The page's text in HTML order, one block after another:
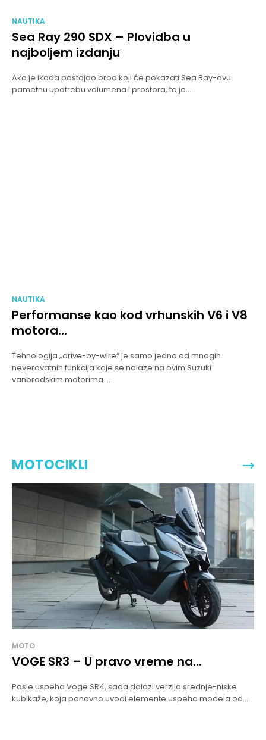
NAUTIKA
Sea Ray 290 SDX – Plovidba u
najboljem izdanju
Ako je ikada postojao brod koji će pokazati Sea Ray-ovu
pametnu upotrebu volumena i prostora, to je...
NAUTIKA
Performanse kao kod vrhunskih V6 i V8
motora...
Tehnologija „drive-by-wire“ je samo jedna od mnogih
neverovatnih funkcija koje se nalaze na ovim Suzuki
vanbrodskim motorima....
MOTOCIKLI
MOTO
VOGE SR3 – U pravo vreme na...
Posle uspeha Voge SR4, sada dolazi verzija srednje-niske
kubikaže, koja ponovno uvodi elemente uspeha modela od...